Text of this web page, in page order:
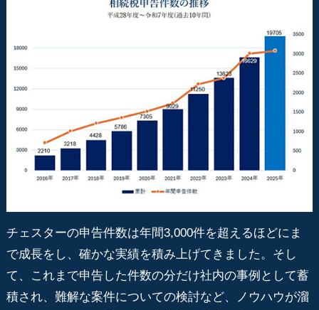
チェスターの申告件数は年間3,000件を超えるほどにま
で成長をし、確かな実績を積み上げてきました。そし
て、これまで申告した件数の分だけ社内の事例として蓄
積され、難解な案件についての検討など、ノウハウが溜